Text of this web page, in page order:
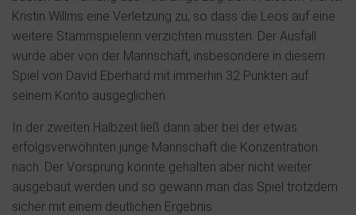
Kristin Willms eine Verletzung zu, so dass die Leos auf eine
weitere Stammspielerin verzichten mussten. Der Ausfall
wurde aber von der Mannschaft, insbesondere in diesem
Spiel von David Eberhard mit immerhin 32 Punkten auf
seinem Konto ausgeglichen.
In der zweiten Halbzeit ließ dann aber bei der etwas
erfolgsverwöhnten junge Mannschaft die Konzentration
nach. Der Vorsprung konnte gehalten aber nicht weiter
ausgebaut werden und so gewann man das Spiel trotzdem
sicher mit einem deutlichen Ergebnis